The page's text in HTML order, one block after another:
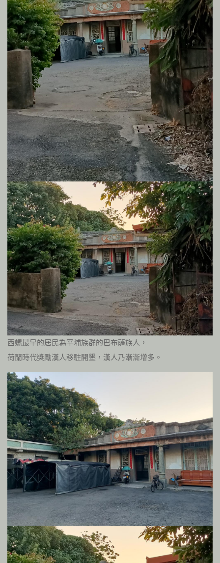
西螺最早的居民為平埔族群的巴布薩族人，
荷蘭時代獎勵漢人移駐開墾，漢人乃漸漸增多。